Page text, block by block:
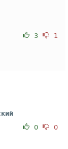
3 1
0 0